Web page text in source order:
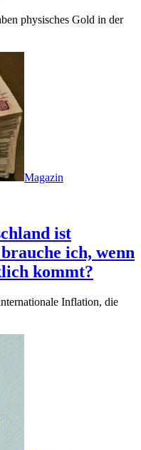
physisches Gold in der
Magazin
ist
ich, wenn
kommt?
Inflation, die